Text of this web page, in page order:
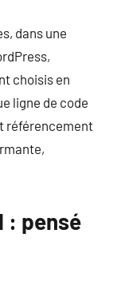
dans une
choisis en
ligne de code
référencement
: pensé